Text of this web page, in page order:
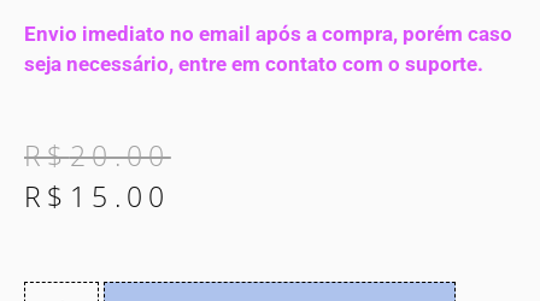
Envio imediato no email após a compra, porém caso
seja necessário, entre em contato com o suporte.
R$20.00
R$ 15.00